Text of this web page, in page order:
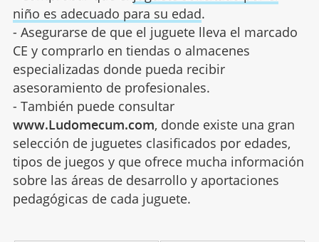
niño es adecuado para su edad.
- Asegurarse de que el juguete lleva el marcado
CE y comprarlo en tiendas o almacenes
especializadas donde pueda recibir
asesoramiento de profesionales.
- También puede consultar
www.Ludomecum.com, donde existe una gran
selección de juguetes clasificados por edades,
tipos de juegos y que ofrece mucha información
sobre las áreas de desarrollo y aportaciones
pedagógicas de cada juguete.